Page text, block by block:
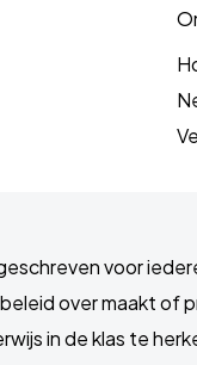
voor
over maakt of
in de klas te